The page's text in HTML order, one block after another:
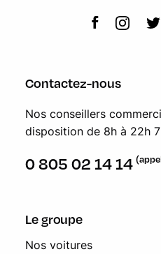
Contactez-nous
Nos conseillers
disposition de 8h à 22h
0 805 02 14 14
Le groupe
Nos voitures